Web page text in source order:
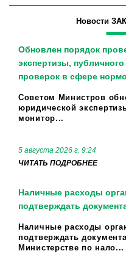
Новости
Обновлен порядок
экспертизы,
проверок в сфере
Советом Министров
юридической
монитор...
5 августа 2026 г. 9:24
ЧИТАТЬ ПОДРОБНЕЕ
Наличные расходы
подтверждать
Наличные расходы
подтверждать
Министерстве по нало...